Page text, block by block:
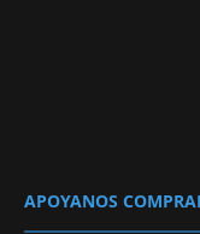
APOYANOS